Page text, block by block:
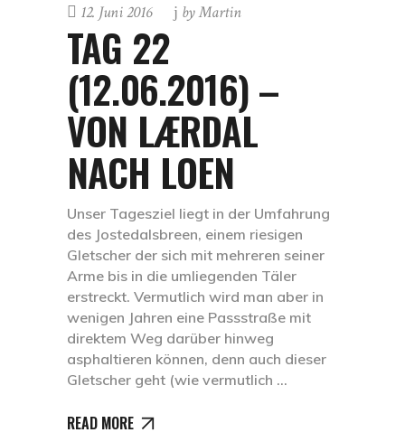
12. Juni 2016
byMartin
TAG 22
(12.06.2016) –
VON LÆRDAL
NACH LOEN
Unser Tagesziel liegt in der Umfahrung
des Jostedalsbreen, einem riesigen
Gletscher der sich mit mehreren seiner
Arme bis in die umliegenden Täler
erstreckt. Vermutlich wird man aber in
wenigen Jahren eine Passstraße mit
direktem Weg darüber hinweg
asphaltieren können, denn auch dieser
Gletscher geht (wie vermutlich
READ MORE